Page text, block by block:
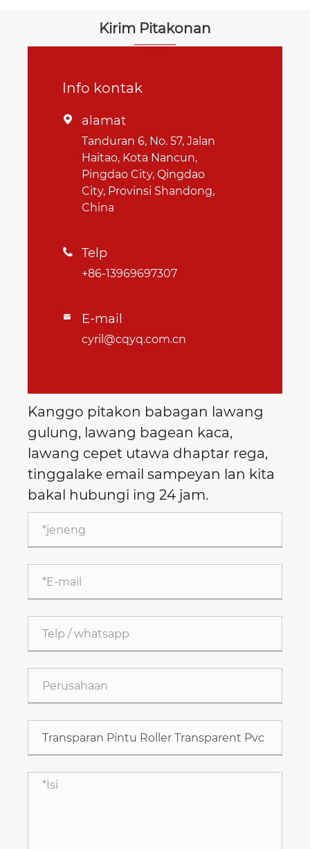
Kirim Pitakonan
Info kontak
 alamat
Tanduran 6, No. 57, Jalan
Haitao, Kota Nancun,
Pingdao City, Qingdao
City, Provinsi Shandong,
China
 Telp
+86-13969697307
 E-mail
cyril@cqyq.com.cn
Kanggo pitakon babagan lawang
gulung, lawang bagean kaca,
lawang cepet utawa dhaptar rega,
tinggalake email sampeyan lan kita
bakal hubungi ing 24 jam.